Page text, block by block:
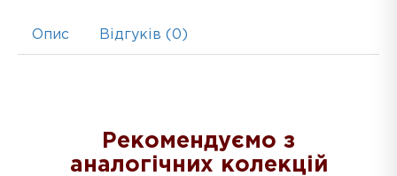
Опис Відгуків (0)
Рекомендуємо з
аналогічних колекцій